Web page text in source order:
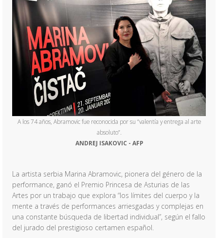
A los 74 años, Abramovic fue reconocida por su “valentía y entrega al arte
absoluto”.
ANDREJ ISAKOVIC - AFP
La artista serbia Marina Abramovic, pionera del género de la
performance, ganó el Premio Princesa de Asturias de las
Artes por un trabajo que explora “los límites del cuerpo y la
mente a través de performances arriesgadas y complejas en
una constante búsqueda de libertad individual”, según el fallo
del jurado del prestigioso certamen español.